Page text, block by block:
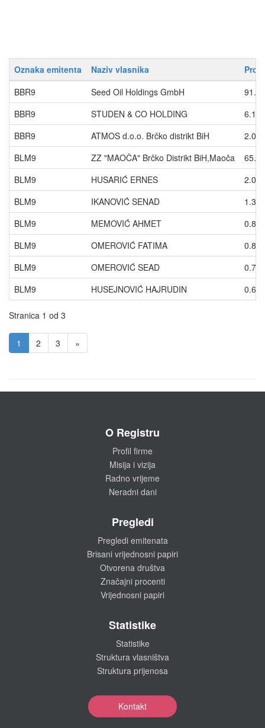
Oznaka emitenta Naziv vlasnika
BBR9
Seed Oil Holdings GmbH
BBR9
STUDEN & CO HOLDING
BBR9
ATMOS d.o.o. Brčko distrikt BiH
BLM9
ZZ "MAOČA" Brčko Distrikt BiH,Maoča
BLM9
HUSARIĆ ERNES
BLM9
IKANOVIĆ SENAD
BLM9
MEMOVIĆ AHMET
BLM9
OMEROVIĆ FATIMA
BLM9
OMEROVIĆ SEAD
BLM9
HUSEJNOVIĆ HAJRUDIN
Stranica 1 od 3
1 2 3 »
O Registru
Profil firme
Misija i vizija
Radno vrijeme
Neradni dani
Pregledi
Pregledi emitenata
Brisani vrijednosni papiri
Otvorena društva
Značajni procenti
Vrijednosni papiri
Statistike
Statistike
Struktura vlasništva
Struktura prijenosa
Kontakt